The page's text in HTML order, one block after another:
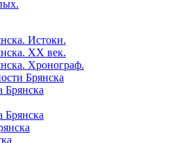
Истоки.
XX век.
Хронограф.
Брянска
Брянска
Брянска